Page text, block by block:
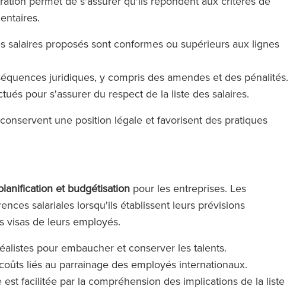
salaires proposés sont conformes ou supérieurs aux lignes
juridiques, y compris des amendes et des pénalités.
pour s'assurer du respect de la liste des salaires.
une position légale et favorisent des pratiques
et budgétisation pour les entreprises. Les
salariales lorsqu'ils établissent leurs prévisions
visas de leurs employés.
pour embaucher et conserver les talents.
liés au parrainage des employés internationaux.
facilitée par la compréhension des implications de la liste